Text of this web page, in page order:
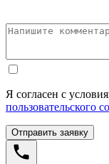
Я согласен с
пользовательского
Отправить заявку